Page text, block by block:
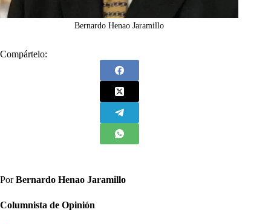
Bernardo Henao Jaramillo
Compártelo:
PorBernardo Henao Jaramillo
Columnista de Opinión